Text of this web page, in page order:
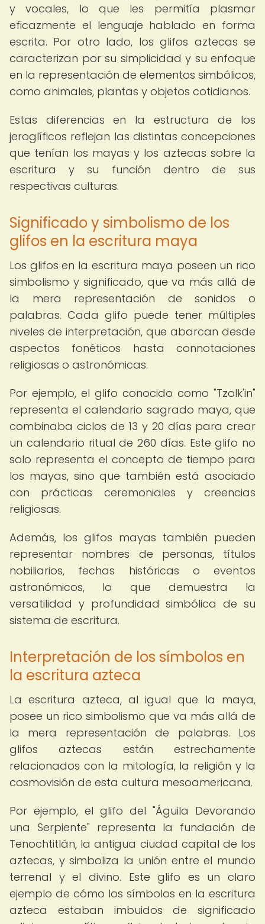
y vocales, lo que les permitía plasmar
eficazmente el lenguaje hablado en forma
escrita. Por otro lado, los glifos aztecas se
caracterizan por su simplicidad y su enfoque
en la representación de elementos simbólicos,
como animales, plantas y objetos cotidianos.
Estas diferencias en la estructura de los
jeroglíficos reflejan las distintas concepciones
que tenían los mayas y los aztecas sobre la
escritura y su función dentro de sus
respectivas culturas.
Significado y simbolismo de los
glifos en la escritura maya
Los glifos en la escritura maya poseen un rico
simbolismo y significado, que va más allá de
la mera representación de sonidos o
palabras. Cada glifo puede tener múltiples
niveles de interpretación, que abarcan desde
aspectos fonéticos hasta connotaciones
religiosas o astronómicas.
Por ejemplo, el glifo conocido como "Tzolk'in"
representa el calendario sagrado maya, que
combinaba ciclos de 13 y 20 días para crear
un calendario ritual de 260 días. Este glifo no
solo representa el concepto de tiempo para
los mayas, sino que también está asociado
con prácticas ceremoniales y creencias
religiosas.
Además, los glifos mayas también pueden
representar nombres de personas, títulos
nobiliarios, fechas históricas o eventos
astronómicos, lo que demuestra la
versatilidad y profundidad simbólica de su
sistema de escritura.
Interpretación de los símbolos en
la escritura azteca
La escritura azteca, al igual que la maya,
posee un rico simbolismo que va más allá de
la mera representación de palabras. Los
glifos aztecas están estrechamente
relacionados con la mitología, la religión y la
cosmovisión de esta cultura mesoamericana.
Por ejemplo, el glifo del "Águila Devorando
una Serpiente" representa la fundación de
Tenochtitlán, la antigua ciudad capital de los
aztecas, y simboliza la unión entre el mundo
terrenal y el divino. Este glifo es un claro
ejemplo de cómo los símbolos en la escritura
azteca estaban imbuidos de significado